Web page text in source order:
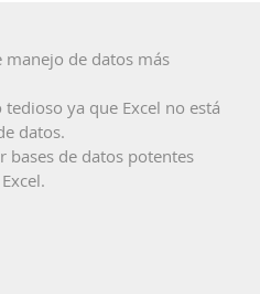
manejo de datos más
ya que Excel no está
datos.
bases de datos potentes